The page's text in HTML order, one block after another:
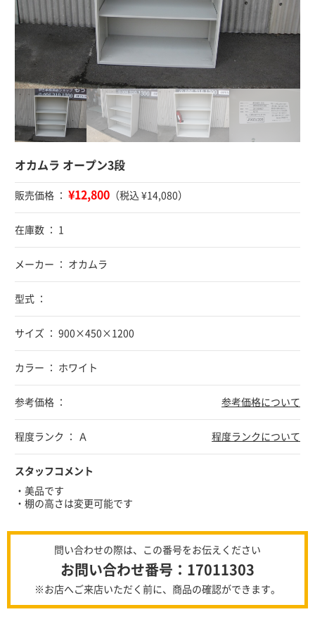
オカムラ オープン3段
販売価格 ： ¥12,800 （税込 ¥14,080）
在庫数 ： 1
メーカー ： オカムラ
型式 ：
サイズ ： 900×450×1200
カラー ： ホワイト
参考価格 ： 参考価格について
程度ランク ： Ａ 程度ランクについて
スタッフコメント
・美品です
・棚の高さは変更可能です
問い合わせの際は、この番号をお伝えください
お問い合わせ番号：17011303
※お店へご来店いただく前に、商品の確認ができます。